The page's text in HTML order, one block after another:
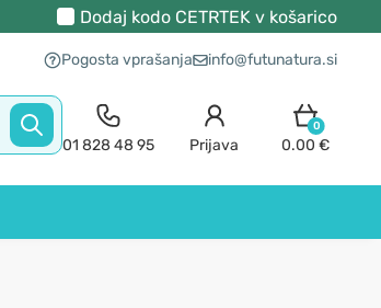
Dodaj kodo CETRTEKv košarico
Pogosta vprašanja info@futunatura.si
01 828 48 95 Prijava
0
0.00 €